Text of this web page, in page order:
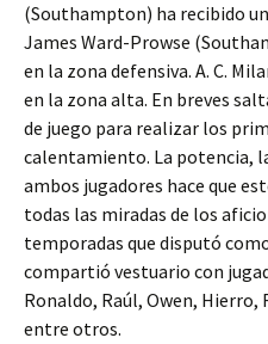
(Southampton) ha recibido
James Ward-Prowse
en la zona defensiva. A. C.
en la zona alta. En breves
de juego para realizar los
calentamiento. La potencia,
ambos jugadores hace que
todas las miradas de los
temporadas que disputó
compartió vestuario con
Ronaldo, Raúl, Owen,
entre otros.